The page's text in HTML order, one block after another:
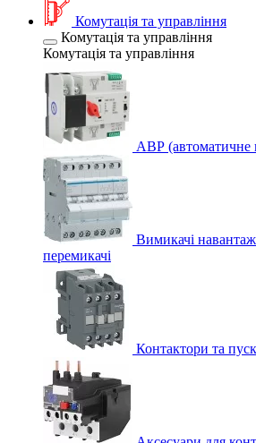
Комутація та управління
Комутація та управління
Комутація та управління
АВР (автоматичне
Вимикачі
перемикачі
Контактори та